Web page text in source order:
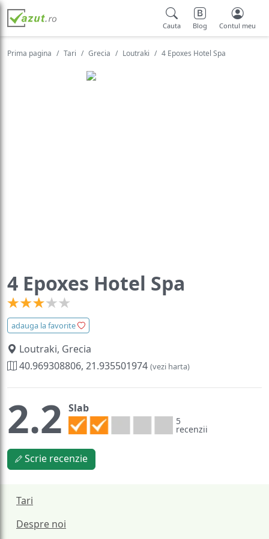
Cauta Blog Contul meu
Prima pagina Tari Grecia Loutraki 4 Epoxes Hotel Spa
4 Epoxes Hotel Spa
adauga la favorite
Loutraki, Grecia
40.969308806, 21.935501974 (vezi harta)
2.2 Slab
5
recenzii
Scrie recenzie
Tari
Despre noi